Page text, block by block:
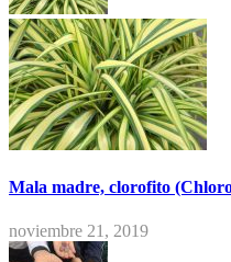
Mala madre, clorofito
noviembre 21, 2019